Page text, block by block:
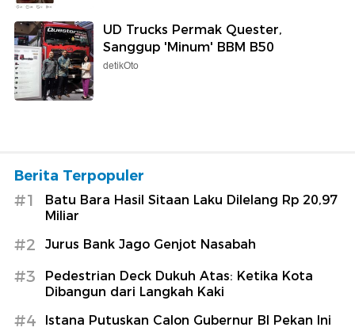
UD Trucks Permak Quester,
Sanggup 'Minum' BBM B50
detikOto
Berita Terpopuler
#1
Batu Bara Hasil Sitaan Laku Dilelang Rp 20,97
Miliar
#2 Jurus Bank Jago Genjot Nasabah
#3
Pedestrian Deck Dukuh Atas: Ketika Kota
Dibangun dari Langkah Kaki
#4 Istana Putuskan Calon Gubernur BI Pekan Ini